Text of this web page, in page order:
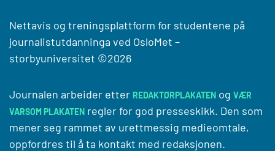
Nettavis og treningsplattform for studentene på
journalistutdanninga ved OsloMet –
storbyuniversitet ©2026
Journalen arbeider etter REDAKTØRPLAKATEN og VÆR
VARSOM PLAKATEN regler for god presseskikk. Den som
mener seg rammet av urettmessig medieomtale,
oppfordres til å ta kontakt med redaksjonen.